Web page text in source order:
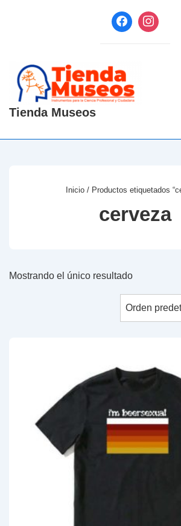
principal
Tienda Museos
Inicio/ Productos etiquetados
cerveza
Mostrando el único resultado